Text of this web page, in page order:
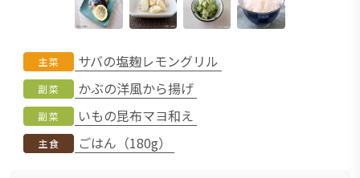
主菜 サバの塩麹レモングリル
副菜 かぶの洋風から揚げ
副菜 いもの昆布マヨ和え
主食 ごはん（180g）